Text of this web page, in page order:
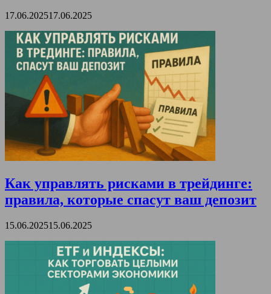
17.06.202517.06.2025
Как управлять рисками в трейдинге:
правила, которые спасут ваш депозит
15.06.202515.06.2025